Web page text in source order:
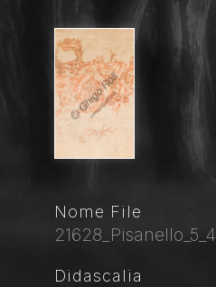
Nome File
21628_Pisanello_5_4
Didascalia